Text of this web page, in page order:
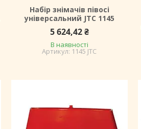
Набір знімачів півосі
універсальний JTC 1145
5 624,42 ₴
В наявності
1145 JTC